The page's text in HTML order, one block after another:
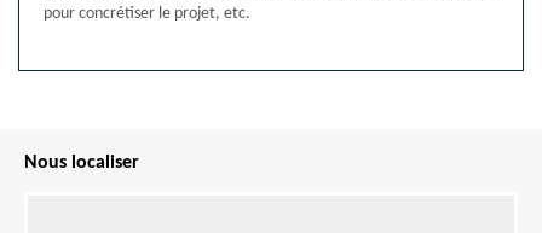
pour concrétiser le projet, etc.
Nous localiser